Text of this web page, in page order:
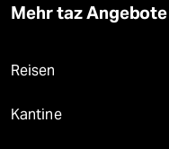
Mehr taz Angebote
Reisen
Kantine